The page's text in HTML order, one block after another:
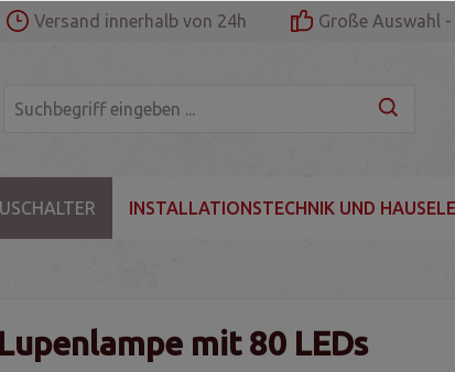
Versand innerhalb von 24h Große Auswahl
INSTALLATIONSTECHNIK UND
mit 80 LEDs